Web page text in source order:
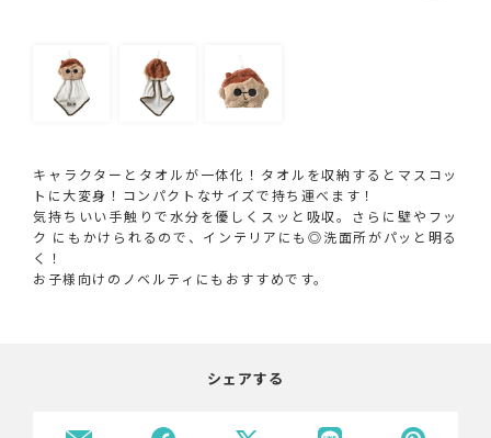
キャラクターとタオルが一体化！タオルを収納するとマスコッ
トに大変身！コンパクトなサイズで持ち運べます！
気持ちいい手触りで水分を優しくスッと吸収。さらに壁やフッ
ク にもかけられるので、インテリアにも◎洗面所がパッと明る
く！
お子様向けのノベルティにもおすすめです。
シェアする